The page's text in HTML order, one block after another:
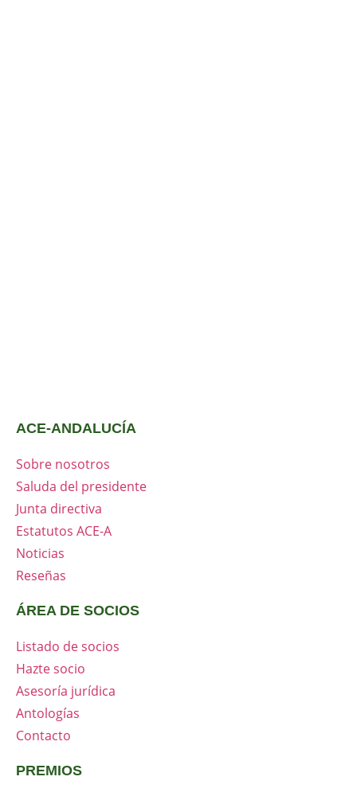
ACE-ANDALUCÍA
Sobre nosotros
Saluda del presidente
Junta directiva
Estatutos ACE-A
Noticias
Reseñas
ÁREA DE SOCIOS
Listado de socios
Hazte socio
Asesoría jurídica
Antologías
Contacto
PREMIOS